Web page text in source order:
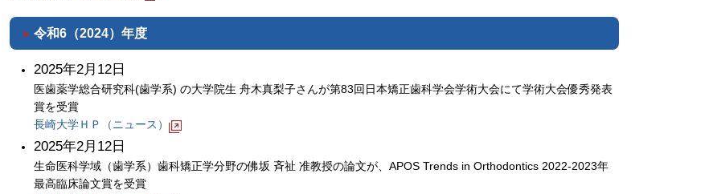
令和6（2024）年度
2025年2月12日
医歯薬学総合研究科(歯学系) の大学院生 舟木真梨子さんが第83回日本矯正歯科学会学術大会にて学術大会優秀発表
賞を受賞
長崎大学ＨＰ（ニュース）
2025年2月12日
生命医科学域（歯学系）歯科矯正学分野の佛坂 斉祉 准教授の論文が、APOS Trends in Orthodontics 2022-2023年
最高臨床論文賞を受賞